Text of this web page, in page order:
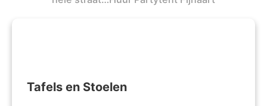
Tafels en Stoelen